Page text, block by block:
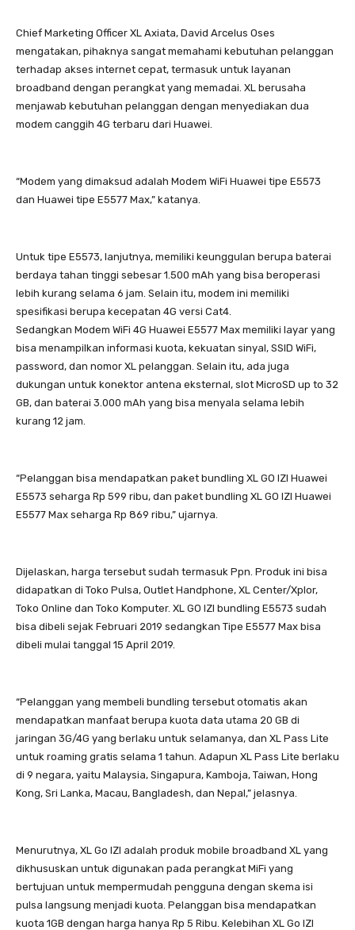
Chief Marketing Officer XL Axiata, David Arcelus Oses
mengatakan, pihaknya sangat memahami kebutuhan pelanggan
terhadap akses internet cepat, termasuk untuk layanan
broadband dengan perangkat yang memadai. XL berusaha
menjawab kebutuhan pelanggan dengan menyediakan dua
modem canggih 4G terbaru dari Huawei.
“Modem yang dimaksud adalah Modem WiFi Huawei tipe E5573
dan Huawei tipe E5577 Max,” katanya.
Untuk tipe E5573, lanjutnya, memiliki keunggulan berupa baterai
berdaya tahan tinggi sebesar 1.500 mAh yang bisa beroperasi
lebih kurang selama 6 jam. Selain itu, modem ini memiliki
spesifikasi berupa kecepatan 4G versi Cat4.
Sedangkan Modem WiFi 4G Huawei E5577 Max memiliki layar yang
bisa menampilkan informasi kuota, kekuatan sinyal, SSID WiFi,
password, dan nomor XL pelanggan. Selain itu, ada juga
dukungan untuk konektor antena eksternal, slot MicroSD up to 32
GB, dan baterai 3.000 mAh yang bisa menyala selama lebih
kurang 12 jam.
“Pelanggan bisa mendapatkan paket bundling XL GO IZI Huawei
E5573 seharga Rp 599 ribu, dan paket bundling XL GO IZI Huawei
E5577 Max seharga Rp 869 ribu,” ujarnya.
Dijelaskan, harga tersebut sudah termasuk Ppn. Produk ini bisa
didapatkan di Toko Pulsa, Outlet Handphone, XL Center/Xplor,
Toko Online dan Toko Komputer. XL GO IZI bundling E5573 sudah
bisa dibeli sejak Februari 2019 sedangkan Tipe E5577 Max bisa
dibeli mulai tanggal 15 April 2019.
“Pelanggan yang membeli bundling tersebut otomatis akan
mendapatkan manfaat berupa kuota data utama 20 GB di
jaringan 3G/4G yang berlaku untuk selamanya, dan XL Pass Lite
untuk roaming gratis selama 1 tahun. Adapun XL Pass Lite berlaku
di 9 negara, yaitu Malaysia, Singapura, Kamboja, Taiwan, Hong
Kong, Sri Lanka, Macau, Bangladesh, dan Nepal,” jelasnya.
Menurutnya, XL Go IZI adalah produk mobile broadband XL yang
dikhususkan untuk digunakan pada perangkat MiFi yang
bertujuan untuk mempermudah pengguna dengan skema isi
pulsa langsung menjadi kuota. Pelanggan bisa mendapatkan
kuota 1GB dengan harga hanya Rp 5 Ribu. Kelebihan XL Go IZI